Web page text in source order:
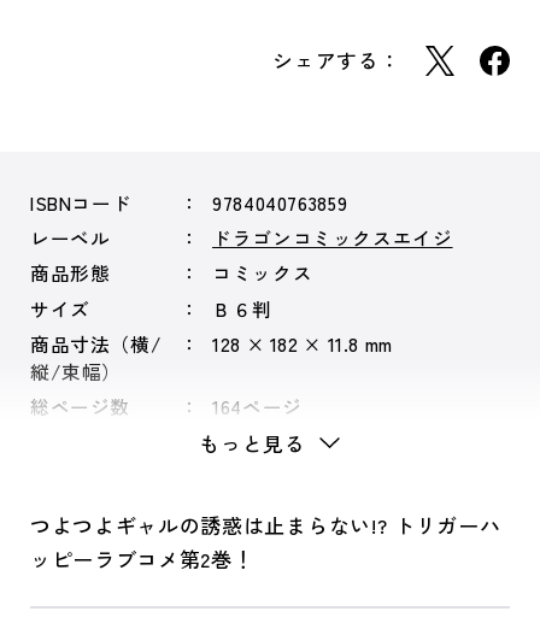
シェアする：
ISBNコード
9784040763859
レーベル
ドラゴンコミックスエイジ
商品形態
コミックス
サイズ
Ｂ６判
商品寸法（横/
縦/束幅）
128 × 182 × 11.8 mm
総ページ数 164ページ
もっと見る
つよつよギャルの誘惑は止まらない!? トリガーハ
ッピーラブコメ第2巻！